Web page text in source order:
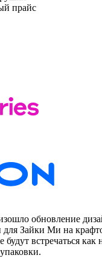
прайс
обновление
для Зайки Ми на
встречаться как